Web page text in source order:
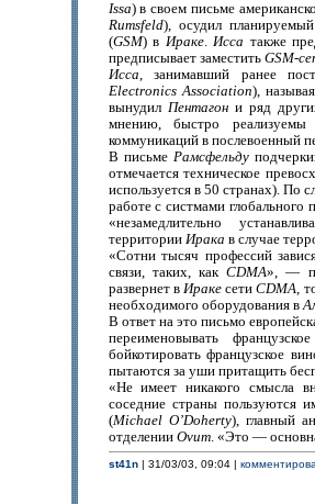
Issa) в своем письме
Rumsfeld), осудил планируемый
(GSM) в Ираке. Исса также
предписывает заместить GSM-
Исса, занимавший ранее
Electronics Association),
вынудил Пентагони ряд
мнению, быстро реализуемы
коммуникаций в послевоенный
В письме Рамсфельду
отмечается техническое
используется в 50 странах). По
работе с систмами глобального
«незамедлительно
территории Ирака в случае
«Сотни тысяч профессий
связи, таких, какCDMA», —
развернет в ИракесетиCDMA,
необходимого оборудования в
В ответ на это письмо
переименовывать
бойкотировать французское
пытаются за уши притащить
«Не имеет никакого смысла
соседние страны пользуются
(Michael O’Doherty), главный
отделении Ovum. «Это —
st41n| 31/03/03, 09:04 |